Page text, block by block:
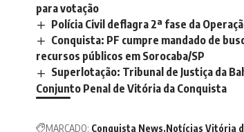
para votação
Polícia Civil deflagra 2ª fase da
Conquista: PF cumpre mandado de
recursos públicos em Sorocaba/SP
Superlotação: Tribunal de Justiça da
Conjunto Penal de Vitória da Conquista
MARCADO: Conquista News Notícias Vitória